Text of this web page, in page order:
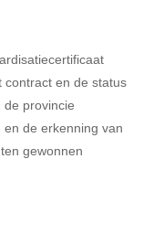
contract en de status
provincie
de erkenning van
gewonnen